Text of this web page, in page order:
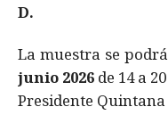
D.
La muestra se
junio 2026 de 14 a
Presidente Quintana